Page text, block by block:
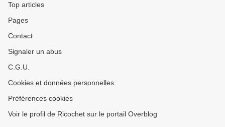
Top articles
Pages
Contact
Signaler un abus
C.G.U.
Cookies et données personnelles
Préférences cookies
Voir le profil de Ricochet sur le portail Overblog